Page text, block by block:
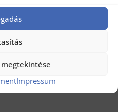
Impressum